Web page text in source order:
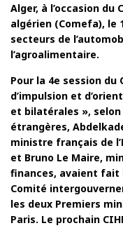
Alger, à l’occasion
algérien (Comefa), le
secteurs de
l’agroalimentaire.
Pour la 4e session du
d’impulsion et
et bilatérales »,
étrangères,
ministre français de
et Bruno Le Maire,
finances, avaient fait
Comité
les deux Premiers
Paris. Le prochain